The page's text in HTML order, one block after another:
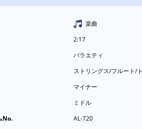
楽曲
2:17
バラエティ
ストリングス/フルート/
マイナー
ミドル
No.
AL-720